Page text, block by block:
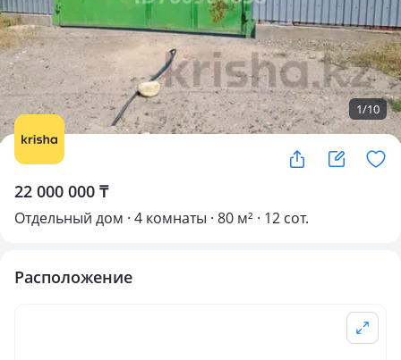
1/10
22 000 000 ₸
Отдельный дом · 4 комнаты · 80 м² · 12 сот.
Расположение